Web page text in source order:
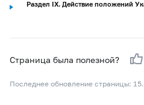
Раздел IX. Действие положений
Страница была полезной?
Последнее обновление страницы: